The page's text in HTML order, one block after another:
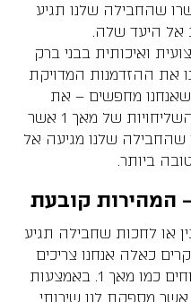
שהחבילה שלנו תגיע
אל היעד שלה.
ואיכותית בבני ברק
את ההזדמנות המדויקת
שאנחנו מחפשים – את
האפשרות להשתמש במערך השליחויות של מאך 1 אשר
שהחבילה שלנו מגיעה אל
ביותר.​
המהירות קובעת
או לחכות שחבילה תגיע
כאלה אנחנו צריכים
פתרון בדמות של חברת משלוחים כמו מאך 1. באמצעות
אשר מספקת לנו שירותי